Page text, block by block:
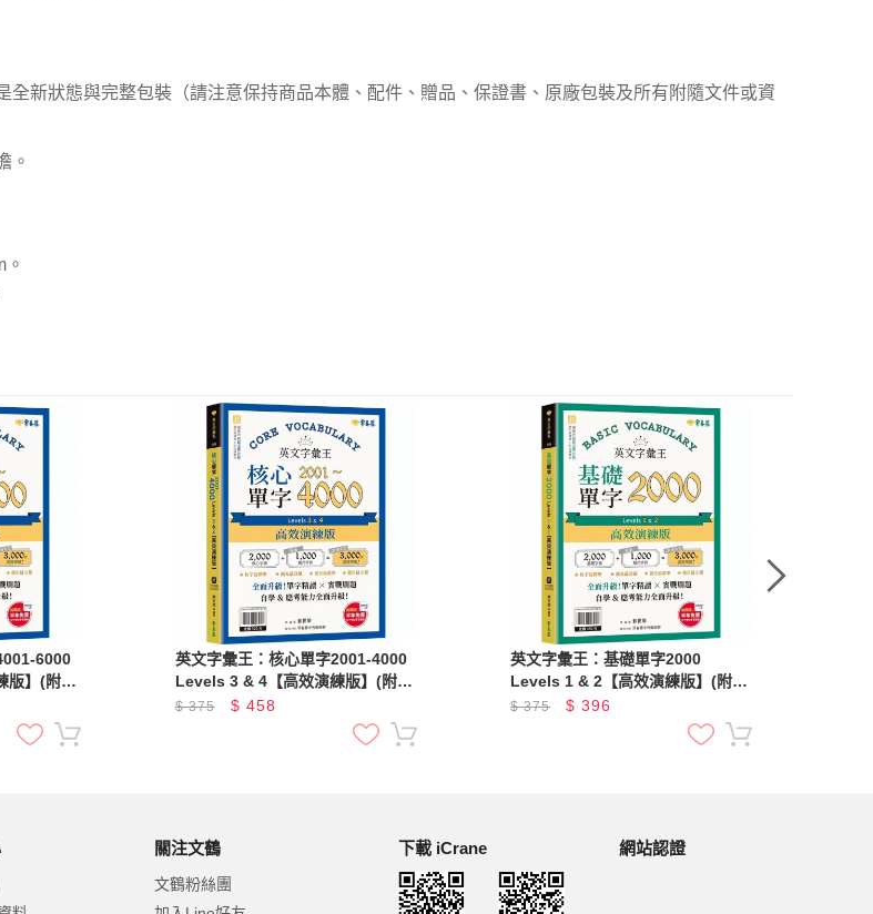
新狀態與完整包裝（請注意保持商品本體、配件、贈品、保證書、原廠包裝及所有附隨文件或資
。
6000
版】(附試
學習體
英文字彙王：核心單字2001-4000
Levels 3 & 4【高效演練版】(附試
題本，加碼送半年免費數位學習體
$375 $ 458
英文字彙王：基礎單字2000
Levels 1 & 2【高效演練版】(附試
題本，加碼送半年免費數位學習體
$375 $396
關注文鶴
文鶴粉絲團
下載 iCrane 網站認證